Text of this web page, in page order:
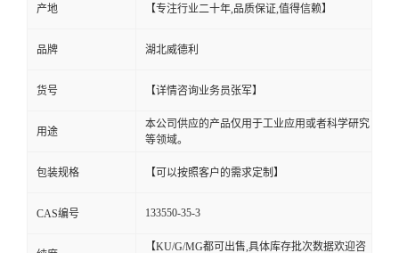
产地 【专注行业二十年,品质保证,值得信赖】
品牌 湖北威德利
货号 【详情咨询业务员张军】
用途
本公司供应的产品仅用于工业应用或者科学研究
等领域。
包装规格 【可以按照客户的需求定制】
CAS编号 133550-35-3
【KU/G/MG都可出售,具体库存批次数据欢迎咨